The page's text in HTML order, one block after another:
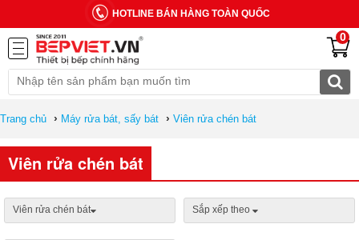
HOTLINE BÁN HÀNG TOÀN QUỐC
0
Trang chủ › Máy rửa bát, sấy bát › Viên rửa chén bát
Viên rửa chén bát
Viên rửa chén bát Sắp xếp theo